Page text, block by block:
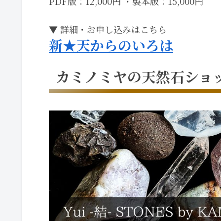
▼ 詳細・お申し込みはこちら
新★天からのいろは
カミノミヤの天然石ショ